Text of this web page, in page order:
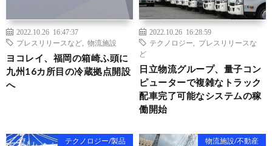
2022.10.26 16:47:37
プレスリリースなど
物流施設
ヨコレイ、福岡の箱崎ふ頭に
九州16カ所目の冷蔵拠点開設
へ
2022.10.26 16:28:59
テクノロジー
プレスリリースな
ど
日立物流グループ、量子コン
ピューターで複雑なトラック
配車完了可能なシステムの稼
働開始
テクノロジー/製品
物流施設/不動産